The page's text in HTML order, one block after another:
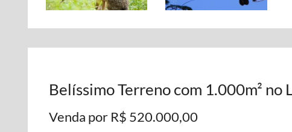
Belíssimo Terreno com 1.000m²
Venda por R$ 520.000,00